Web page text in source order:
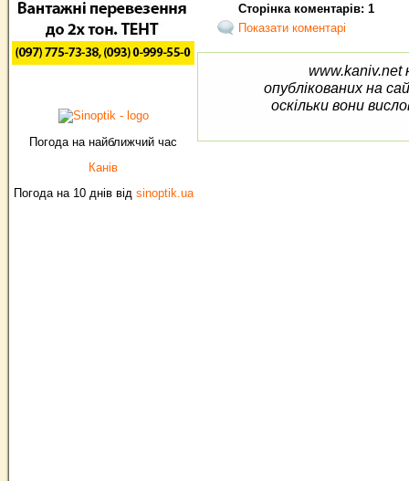
Погода на найближчий час
Канів
Погода на 10 днів від sinoptik.ua
Сторінка коментарів: 1
Показати коментарі
www.kaniv.net
опублікованих на
оскільки вони